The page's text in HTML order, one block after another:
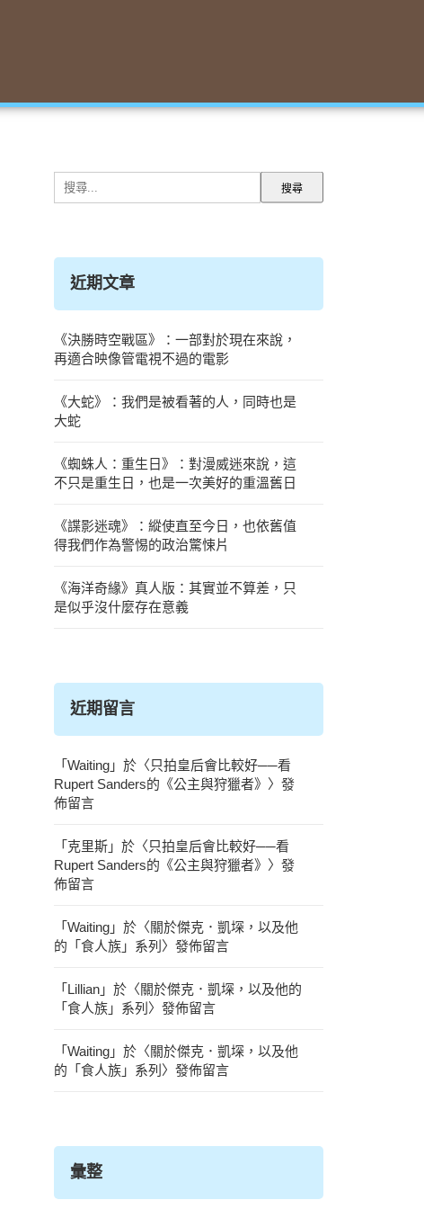
搜
尋
字:
近期文章
《決勝時空戰區》：一部對於現在來說，
再適合映像管電視不過的電影
《大蛇》：我們是被看著的人，同時也是
大蛇
《蜘蛛人：重生日》：對漫威迷來說，這
不只是重生日，也是一次美好的重溫舊日
《諜影迷魂》：縱使直至今日，也依舊值
得我們作為警惕的政治驚悚片
《海洋奇緣》真人版：其實並不算差，只
是似乎沒什麼存在意義
近期留言
「 Waiting 」於〈只拍皇后會比較好──看
Rupert Sanders的《公主與狩獵者》 〉發
佈留言
「 克里斯 」於〈只拍皇后會比較好──看
Rupert Sanders的《公主與狩獵者》 〉發
佈留言
「 Waiting 」於〈關於傑克．凱堔，以及他
的「食人族」系列 〉發佈留言
「 Lillian 」於〈關於傑克．凱堔，以及他的
「食人族」系列 〉發佈留言
「 Waiting 」於〈關於傑克．凱堔，以及他
的「食人族」系列 〉發佈留言
彙整